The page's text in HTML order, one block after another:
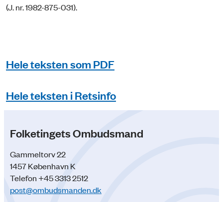
(J. nr. 1982-875-031).
Hele teksten som PDF
Hele teksten i Retsinfo
Folketingets Ombudsmand
Gammeltorv 22
1457 København K
Telefon +45 3313 2512
post@ombudsmanden.dk